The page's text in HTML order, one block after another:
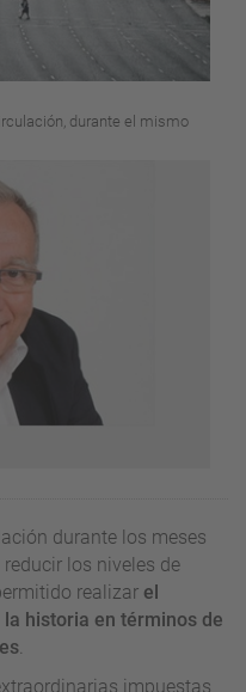
durante el mismo
durante los meses
los niveles de
realizar el
historia en términos de
.
impuestas